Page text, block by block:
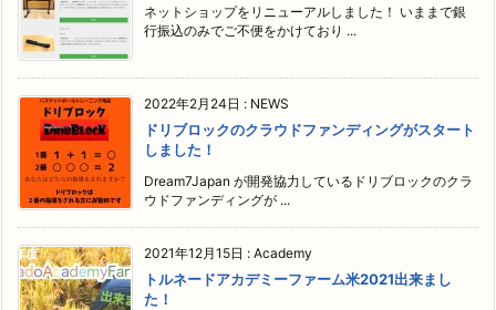
ネットショップをリニューアルしました！ いままで銀
行振込のみでご不便をかけており ...
2022年2月24日 : NEWS
ドリブロックのクラウドファンディングがスタート
しました！
Dream7Japan が開発協力しているドリブロックのクラ
ウドファンディングが ...
2021年12月15日 : Academy
トルネードアカデミーファーム米2021出来まし
た！